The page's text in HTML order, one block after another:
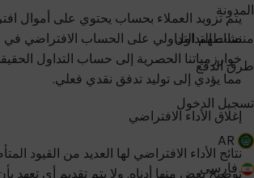
المدونة
منصات التداول
طرق الدفع
تسجيل الدخول
فارسی
يتم تزويد العملاء بحساب يحتوي على أموال
نشاطهم التداولي على الحساب الافتراضي في
خوارزمياتنا الحصرية إلى حساب التداول
مما يؤدي إلى توليد تدفق نقدي فعلي.
إغلاق الأداء الافتراضي
نتائج الأداء الافتراضي لها العديد من القيود
توضيح بعض منها أدناه. ولا يتم تقديم أي